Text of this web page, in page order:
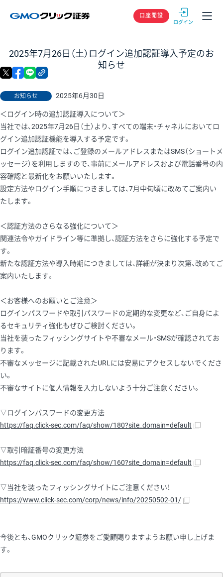
GMOクリック
口座開設
2025年7月26日（土）ログイン追加認証導入予定のお
知らせ
お知らせ 2025年6月30日
X facebook
＜ログイン時の追加認証導入について＞
当社では、2025年7月26日（土）より、すべての端末・チャネルにおいてロ
グイン追加認証機能を導入する予定です。
ログイン追加認証では、ご登録のメールアドレスまたはSMS（ショートメ
ッセージ）を利用しますので、事前にメールアドレスおよび電話番号の内
容確認と最新化をお願いいたします。
設定方法やログイン手順につきましては、7月中旬頃に改めてご案内い
たします。
＜認証方法のさらなる強化について＞
関連法令やガイドライン等に準拠し、認証方法をさらに強化する予定で
す。
新たな認証方法や導入時期につきましては、詳細が決まり次第、改めてご
案内いたします。
＜お客様へのお願いとご注意＞
ログインパスワードや取引パスワードの定期的な変更など、ご自身によ
るセキュリティ強化もぜひご検討ください。
当社を装ったフィッシングサイトや不審なメール・SMSが確認されてお
ります。
不審なメッセージに記載されたURLには安易にアクセスしないでくださ
い。
不審なサイトに個人情報を入力しないよう十分ご注意ください。
▽ログインパスワードの変更方法
https://faq.click-sec.com/faq/show/180?site_domain=default
▽取引暗証番号の変更方法
https://faq.click-sec.com/faq/show/160?site_domain=default
▽当社を装ったフィッシングサイトにご注意ください！
https://www.click-sec.com/corp/news/info/20250502-01/
今後とも、GMOクリック証券をご愛顧賜りますようお願い申し上げま
す。